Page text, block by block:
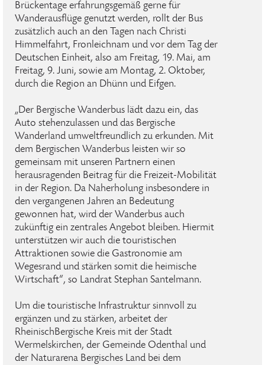
Brückentage erfahrungsgemäß gerne für
Wanderausflüge genutzt werden, rollt der Bus
zusätzlich auch an den Tagen nach Christi
Himmelfahrt, Fronleichnam und vor dem Tag der
Deutschen Einheit, also am Freitag, 19. Mai, am
Freitag, 9. Juni, sowie am Montag, 2. Oktober,
durch die Region an Dhünn und Eifgen.
„Der Bergische Wanderbus lädt dazu ein, das
Auto stehenzulassen und das Bergische
Wanderland umweltfreundlich zu erkunden. Mit
dem Bergischen Wanderbus leisten wir so
gemeinsam mit unseren Partnern einen
herausragenden Beitrag für die Freizeit-Mobilität
in der Region. Da Naherholung insbesondere in
den vergangenen Jahren an Bedeutung
gewonnen hat, wird der Wanderbus auch
zukünftig ein zentrales Angebot bleiben. Hiermit
unterstützen wir auch die touristischen
Attraktionen sowie die Gastronomie am
Wegesrand und stärken somit die heimische
Wirtschaft“, so Landrat Stephan Santelmann.
Um die touristische Infrastruktur sinnvoll zu
ergänzen und zu stärken, arbeitet der
RheinischBergische Kreis mit der Stadt
Wermelskirchen, der Gemeinde Odenthal und
der Naturarena Bergisches Land bei dem